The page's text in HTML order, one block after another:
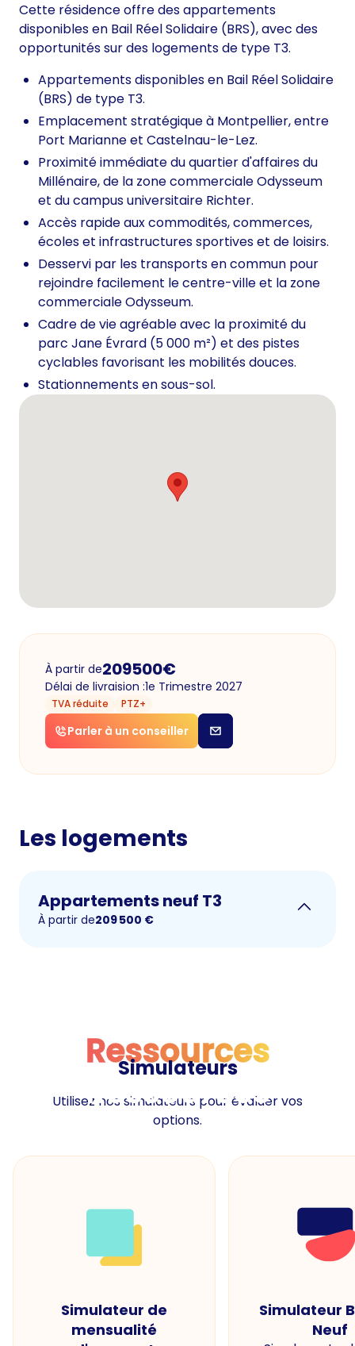
Cette résidence offre des appartements
disponibles en Bail Réel Solidaire (BRS), avec des
opportunités sur des logements de type T3.
Appartements disponibles en Bail Réel Solidaire
(BRS) de type T3.
Emplacement stratégique à Montpellier, entre
Port Marianne et Castelnau-le-Lez.
Proximité immédiate du quartier d'affaires du
Millénaire, de la zone commerciale Odysseum
et du campus universitaire Richter.
Accès rapide aux commodités, commerces,
écoles et infrastructures sportives et de loisirs.
Desservi par les transports en commun pour
rejoindre facilement le centre-ville et la zone
commerciale Odysseum.
Cadre de vie agréable avec la proximité du
parc Jane Évrard (5 000 m²) et des pistes
cyclables favorisant les mobilités douces.
Stationnements en sous-sol.
À partir de209500€
Délai de livraision :1e Trimestre 2027
TVA réduite PTZ+
Parler à un conseiller
Les logements
Appartements neuf T3
À partir de209 500 €
Ressources
Ressources
Simulateurs
Utilisez nos simulateurs pour évaluer vos
options.
Simulateur de
mensualité
Simulateur
Neuf